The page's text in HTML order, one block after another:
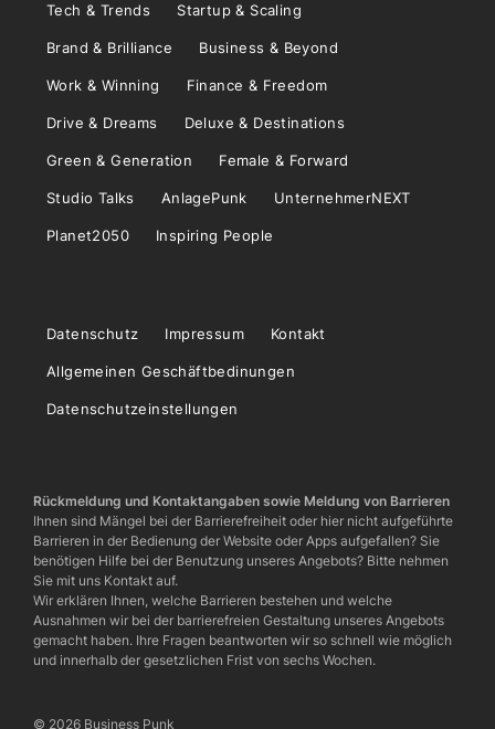
Tech & Trends Startup & Scaling
Brand & Brilliance Business & Beyond
Work & Winning Finance & Freedom
Drive & Dreams Deluxe & Destinations
Green & Generation Female & Forward
Studio Talks AnlagePunk UnternehmerNEXT
Planet2050 Inspiring People
Datenschutz Impressum Kontakt
Allgemeinen Geschäftbedinungen
Datenschutzeinstellungen
Rückmeldung und Kontaktangaben sowie Meldung von Barrieren
Ihnen sind Mängel bei der Barrierefreiheit oder hier nicht aufgeführte
Barrieren in der Bedienung der Website oder Apps aufgefallen? Sie
benötigen Hilfe bei der Benutzung unseres Angebots? Bitte nehmen
Sie mit uns Kontakt auf.
Wir erklären Ihnen, welche Barrieren bestehen und welche
Ausnahmen wir bei der barrierefreien Gestaltung unseres Angebots
gemacht haben. Ihre Fragen beantworten wir so schnell wie möglich
und innerhalb der gesetzlichen Frist von sechs Wochen.
© 2026 Business Punk